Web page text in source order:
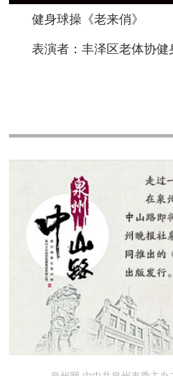
健身球操《老来俏》
表演者：丰泽区老体协健